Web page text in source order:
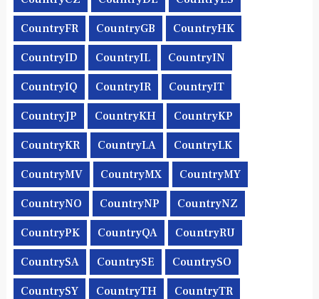
CountryFR CountryGB CountryHK
CountryID CountryIL CountryIN
CountryIQ CountryIR CountryIT
CountryJP CountryKH CountryKP
CountryKR CountryLA CountryLK
CountryMV CountryMX CountryMY
CountryNO CountryNP CountryNZ
CountryPK CountryQA CountryRU
CountrySA CountrySE CountrySO
CountrySY CountryTH CountryTR